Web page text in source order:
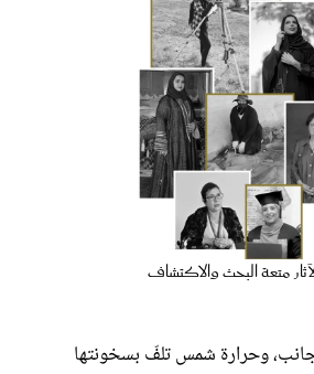
متعة البحث والاكتشاف
وحرارة شمس تلفّ بسخونتها